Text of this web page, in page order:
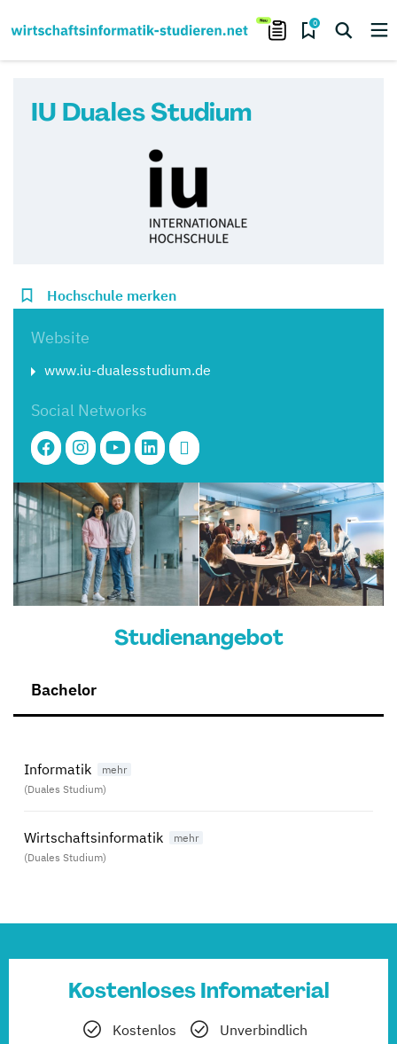
0
IU Duales Studium
Hochschule merken
Website
www.iu-dualesstudium.de
Social Networks
Studienangebot
Bachelor
Informatik
(Duales Studium)
Wirtschaftsinformatik
(Duales Studium)
Kostenloses Infomaterial
Kostenlos
Unverbindlich